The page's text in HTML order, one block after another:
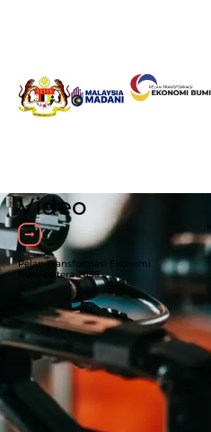
Video
Pelan Transformasi Ekonomi
Bumiputera 2035